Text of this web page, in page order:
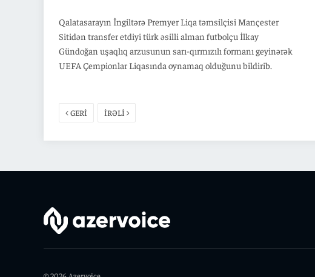
Qalatasarayın İngiltərə Premyer Liqa təmsilçisi Mançester
Sitidən transfer etdiyi türk əsilli alman futbolçu İlkay
Gündoğan uşaqlıq arzusunun sarı-qırmızılı formanı geyinərək
UEFA Çempionlar Liqasında oynamaq olduğunu bildirib.
GERİ İRƏLİ